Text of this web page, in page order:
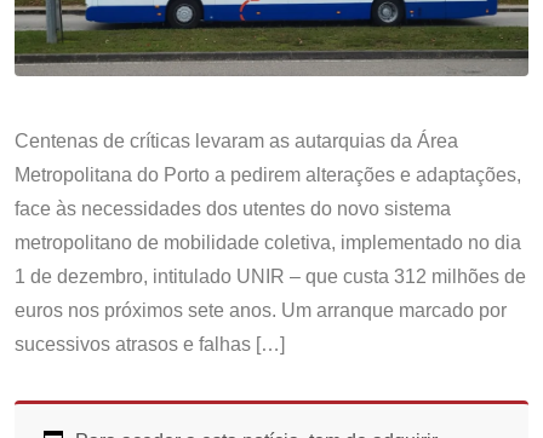
Centenas de críticas levaram as autarquias da Área
Metropolitana do Porto a pedirem alterações e adaptações,
face às necessidades dos utentes do novo sistema
metropolitano de mobilidade coletiva, implementado no dia
1 de dezembro, intitulado UNIR – que custa 312 milhões de
euros nos próximos sete anos. Um arranque marcado por
sucessivos atrasos e falhas […]